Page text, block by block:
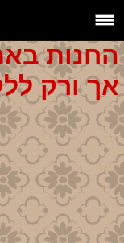
החנות
אך ורק